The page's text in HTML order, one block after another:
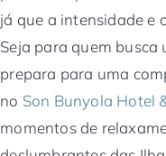
já que a intensidade e
Seja para quem
prepara para uma
no Son Bunyola Hotel
momentos de